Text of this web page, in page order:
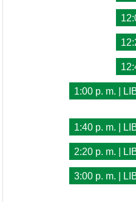
1:00 p. m. |
1:40 p. m. |
2:20 p. m. |
3:00 p. m. |